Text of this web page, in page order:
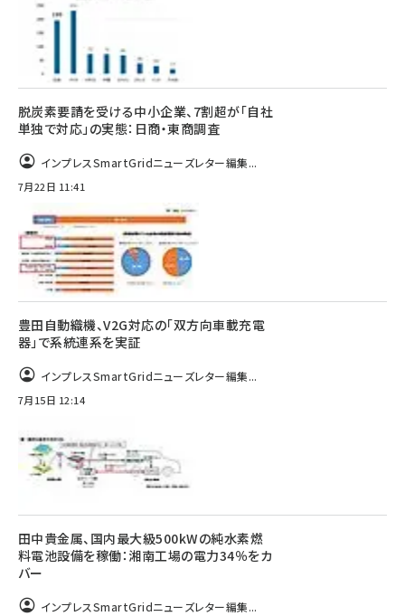
脱炭素要請を受ける中小企業、7割超が「自社
単独で対応」の実態：日商・東商調査
インプレスSmartGridニューズレター編集...
7月22日 11:41
豊田自動織機、V2G対応の「双方向車載充電
器」で系統連系を実証
インプレスSmartGridニューズレター編集...
7月15日 12:14
田中貴金属、国内最大級500kWの純水素燃
料電池設備を稼働：湘南工場の電力34％をカ
バー
インプレスSmartGridニューズレター編集...